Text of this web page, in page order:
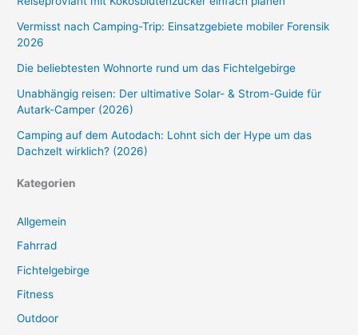
Vermisst nach Camping-Trip: Einsatzgebiete mobiler Forensik
2026
Die beliebtesten Wohnorte rund um das Fichtelgebirge
Unabhängig reisen: Der ultimative Solar- & Strom-Guide für
Autark-Camper (2026)
Camping auf dem Autodach: Lohnt sich der Hype um das
Dachzelt wirklich? (2026)
Kategorien
Allgemein
Fahrrad
Fichtelgebirge
Fitness
Outdoor